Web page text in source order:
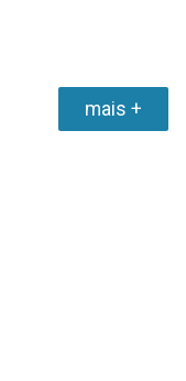
mais +